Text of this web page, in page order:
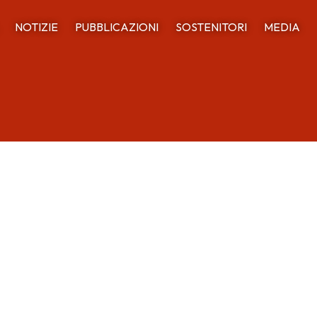
NOTIZIE PUBBLICAZIONI SOSTENITORI MEDIA